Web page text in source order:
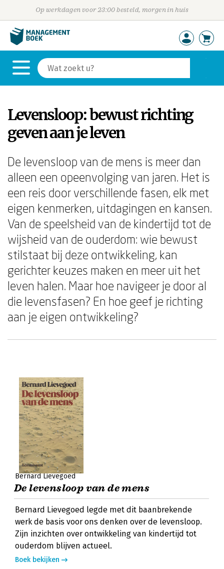
Op werkdagen voor 23:00 besteld, morgen in huis
Levensloop: bewust richting
geven aan je leven
De levensloop van de mens is meer dan
alleen een opeenvolging van jaren. Het is
een reis door verschillende fasen, elk met
eigen kenmerken, uitdagingen en kansen.
Van de speelsheid van de kindertijd tot de
wijsheid van de ouderdom: wie bewust
stilstaat bij deze ontwikkeling, kan
gerichter keuzes maken en meer uit het
leven halen. Maar hoe navigeer je door al
die levensfasen? En hoe geef je richting
aan je eigen ontwikkeling?
Bernard Lievegoed
De levensloop van de mens
Bernard Lievegoed legde met dit baanbrekende
werk de basis voor ons denken over de levensloop.
Zijn inzichten over ontwikkeling van kindertijd tot
ouderdom blijven actueel.
Boek bekijken